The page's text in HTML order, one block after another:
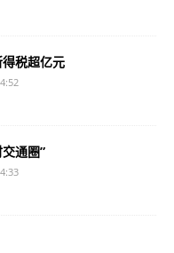
税超亿元
通圈”